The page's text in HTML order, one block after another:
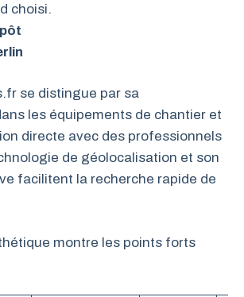
choisi.
se distingue par sa
les équipements de chantier et
directe avec des professionnels
de géolocalisation et son
facilitent la recherche rapide de
montre les points forts